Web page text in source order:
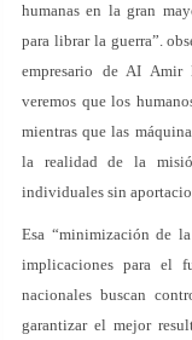
humanas en la gran
para librar la guerra”.
empresario de AI Amir
veremos que los
mientras que las
la realidad de la
individuales sin
Esa “minimización de
implicaciones para el
nacionales buscan
garantizar el mejor